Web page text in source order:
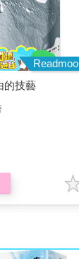
Readmoo
的技藝